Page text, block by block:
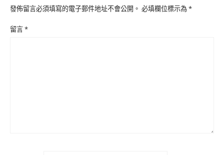
發佈留言必須填寫的電子郵件地址不會公開。 必填欄位標示為*
留言*